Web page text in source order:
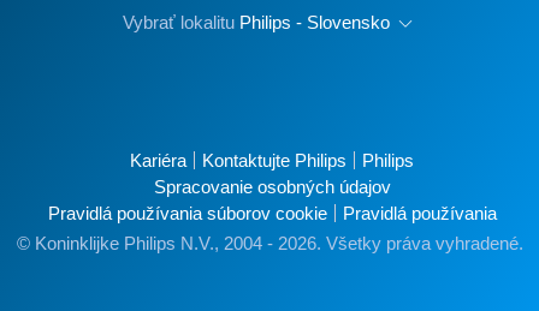
Vybrať lokalitu Philips - Slovensko
Kariéra Kontaktujte Philips
Philips
Spracovanie osobných údajov
Pravidlá používania súborov cookie
Pravidlá používania
© Koninklijke Philips N.V., 2004 - 2026. Všetky práva vyhradené.